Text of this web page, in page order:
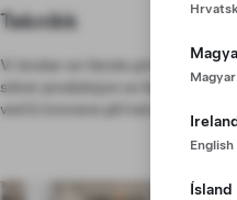
Magyar
English
Ísland
Vi bruker en første
sikrer produksjon av høy kvalitet.
ved å innovere på tvers av hele
Teknikk